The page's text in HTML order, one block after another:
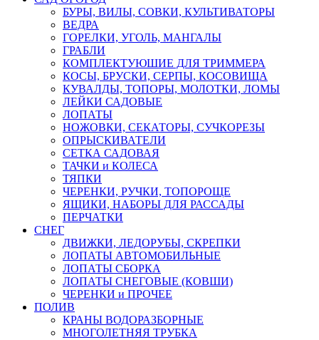
БУРЫ, ВИЛЫ, СОВКИ, КУЛЬТИВАТОРЫ
ВЕДРА
ГОРЕЛКИ, УГОЛЬ, МАНГАЛЫ
ГРАБЛИ
КОМПЛЕКТУЮШИЕ ДЛЯ ТРИММЕРА
КОСЫ, БРУСКИ, СЕРПЫ, КОСОВИЩА
КУВАЛДЫ, ТОПОРЫ, МОЛОТКИ, ЛОМЫ
ЛЕЙКИ САДОВЫЕ
ЛОПАТЫ
НОЖОВКИ, СЕКАТОРЫ, СУЧКОРЕЗЫ
ОПРЫСКИВАТЕЛИ
СЕТКА САДОВАЯ
ТАЧКИ и КОЛЕСА
ТЯПКИ
ЧЕРЕНКИ, РУЧКИ, ТОПОРОЩЕ
ЯЩИКИ, НАБОРЫ ДЛЯ РАССАДЫ
ПЕРЧАТКИ
СНЕГ
ДВИЖКИ, ЛЕДОРУБЫ, СКРЕПКИ
ЛОПАТЫ АВТОМОБИЛЬНЫЕ
ЛОПАТЫ СБОРКА
ЛОПАТЫ СНЕГОВЫЕ (КОВШИ)
ЧЕРЕНКИ и ПРОЧЕЕ
ПОЛИВ
КРАНЫ ВОДОРАЗБОРНЫЕ
МНОГОЛЕТНЯЯ ТРУБКА